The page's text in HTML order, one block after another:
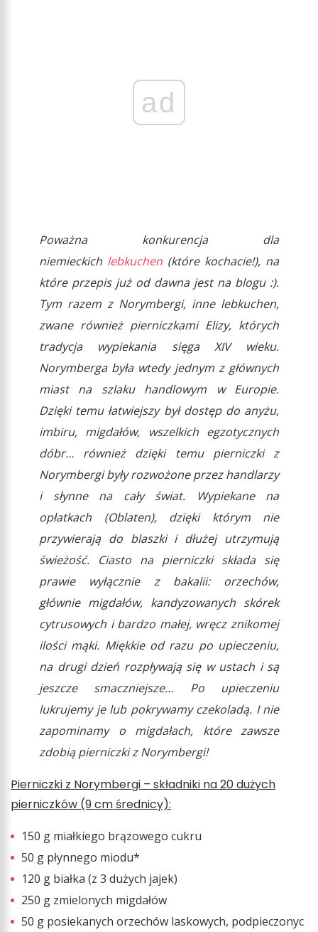
ad
Poważna konkurencja dla
niemieckich lebkuchen (które kochacie!), na
które przepis już od dawna jest na blogu :).
Tym razem z Norymbergi, inne lebkuchen,
zwane również pierniczkami Elizy, których
tradycja wypiekania sięga XIV wieku.
Norymberga była wtedy jednym z głównych
miast na szlaku handlowym w Europie.
Dzięki temu łatwiejszy był dostęp do anyżu,
imbiru, migdałów, wszelkich egzotycznych
dóbr… również dzięki temu pierniczki z
Norymbergi były rozwożone przez handlarzy
i słynne na cały świat. Wypiekane na
opłatkach (Oblaten), dzięki którym nie
przywierają do blaszki i dłużej utrzymują
świeżość. Ciasto na pierniczki składa się
prawie wyłącznie z bakalii: orzechów,
głównie migdałów, kandyzowanych skórek
cytrusowych i bardzo małej, wręcz znikomej
ilości mąki. Miękkie od razu po upieczeniu,
na drugi dzień rozpływają się w ustach i są
jeszcze smaczniejsze… Po upieczeniu
lukrujemy je lub pokrywamy czekoladą. I nie
zapominamy o migdałach, które zawsze
zdobią pierniczki z Norymbergi!
Pierniczki z Norymbergi – składniki na 20 dużych
pierniczków (9 cm średnicy):
150 g miałkiego brązowego cukru
50 g płynnego miodu*
120 g białka (z 3 dużych jajek)
250 g zmielonych migdałów
50 g posiekanych orzechów laskowych, podpieczonyc